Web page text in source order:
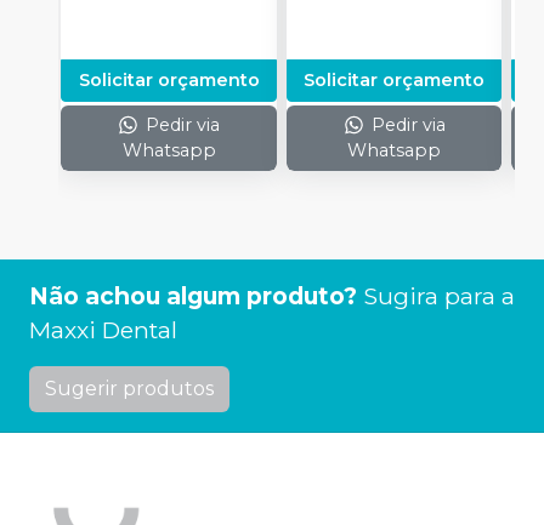
Solicitar orçamento
Pedir via
Whatsapp
Solicitar orçamento
Pedir via
Whatsapp
Não achou algum produto? Sugira para a
Maxxi Dental
Sugerir produtos